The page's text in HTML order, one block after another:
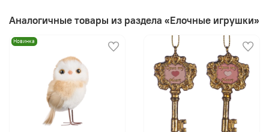
Аналогичные товары из раздела «Елочные игрушки»
Новинка